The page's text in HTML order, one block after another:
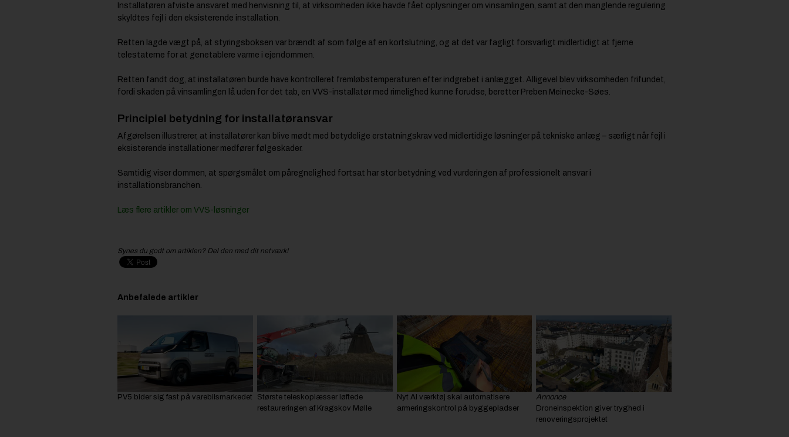
Installatøren afviste ansvaret med henvisning til, at virksomheden ikke havde fået oplysninger om vinsamlingen, samt at den manglende regulering
skyldtes fejl i den eksisterende installation.
Retten lagde vægt på, at styringsboksen var brændt af som følge af en kortslutning, og at det var fagligt forsvarligt midlertidigt at fjerne
telestaterne for at genetablere varme i ejendommen.
Retten fandt dog, at installatøren burde have kontrolleret fremløbstemperaturen efter indgrebet i anlægget. Alligevel blev virksomheden frifundet,
fordi skaden på vinsamlingen lå uden for det tab, en VVS-installatør med rimelighed kunne forudse, beretter Preben Meinecke-Søes.
Principiel betydning for installatøransvar
Afgørelsen illustrerer, at installatører kan blive mødt med betydelige erstatningskrav ved midlertidige løsninger på tekniske anlæg – særligt når fejl i
eksisterende installationer medfører følgeskader.
Samtidig viser dommen, at spørgsmålet om påregnelighed fortsat har stor betydning ved vurderingen af professionelt ansvar i
installationsbranchen.
Læs flere artikler om VVS-løsninger
Synes du godt om artiklen? Del den med dit netværk!
Anbefalede artikler
PV5 bider sig fast på varebilsmarkedet
Største teleskoplæsser løftede
restaureringen af Kragskov Mølle
Nyt AI værktøj skal automatisere
armeringskontrol på byggepladser
Annonce
Droneinspektion giver tryghed i
renoveringsprojektet